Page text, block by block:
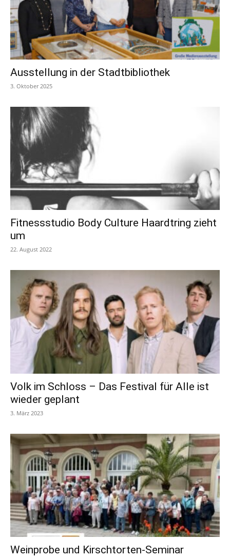
Ausstellung in der Stadtbibliothek
3. Oktober 2025
Fitnessstudio Body Culture Haardtring zieht
um
22. August 2022
Volk im Schloss – Das Festival für Alle ist
wieder geplant
3. März 2023
Weinprobe und Kirschtorten-Seminar